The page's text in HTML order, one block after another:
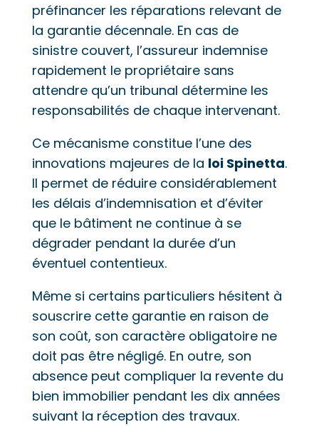
préfinancer les réparations relevant de
la garantie décennale. En cas de
sinistre couvert, l’assureur indemnise
rapidement le propriétaire sans
attendre qu’un tribunal détermine les
responsabilités de chaque intervenant.
Ce mécanisme constitue l’une des
innovations majeures de la loi Spinetta.
Il permet de réduire considérablement
les délais d’indemnisation et d’éviter
que le bâtiment ne continue à se
dégrader pendant la durée d’un
éventuel contentieux.
Même si certains particuliers hésitent à
souscrire cette garantie en raison de
son coût, son caractère obligatoire ne
doit pas être négligé. En outre, son
absence peut compliquer la revente du
bien immobilier pendant les dix années
suivant la réception des travaux.